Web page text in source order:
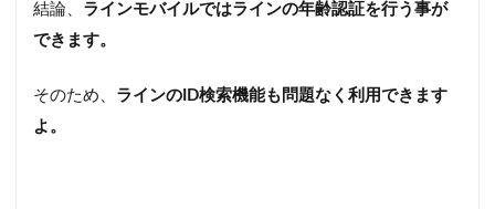
結論、 ラインモバイルではラインの年齢認証を行う事が
できます。
そのため、 ラインのID検索機能も問題なく利用できます
よ。